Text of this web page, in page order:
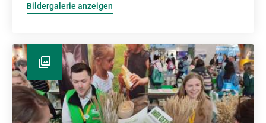
Bildergalerie anzeigen